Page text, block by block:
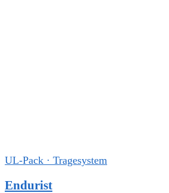
UL-Pack · Tragesystem
Endurist